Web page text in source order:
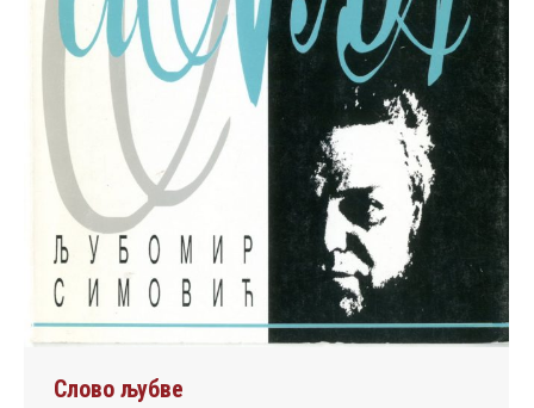
Слово љубве